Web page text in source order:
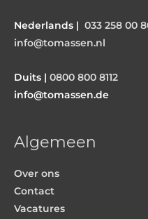
Nederlands | 033 258 00
info@tomassen.nl
Duits | 0800 800 8112
info@tomassen.de
Algemeen
Over ons
Contact
Vacatures